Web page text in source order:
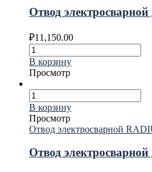
Отвод
₽11,150.00
В корзину
Просмотр
В корзину
Просмотр
Отвод электросварной
Отвод